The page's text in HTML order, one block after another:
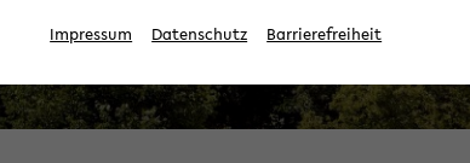
Impressum Datenschutz Barrierefreiheit